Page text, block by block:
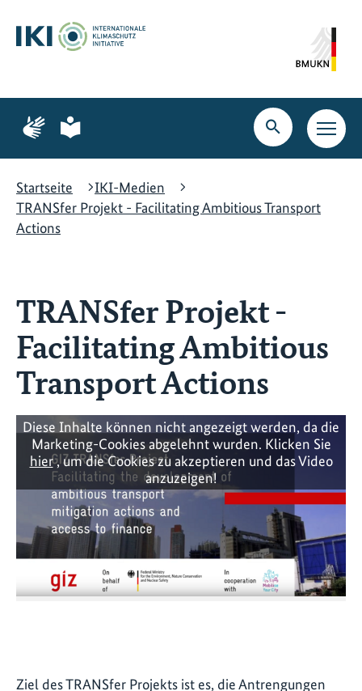
Hauptinhalt
springen
Suche
springen
Hauptnavigation
springen
Zur
Seite
Gebärdensprache
Zur
Seite
leichte
Suche
öffnen
Startseite
IKI-Medien
TRANSfer Projekt - Facilitating Ambitious Transport
Actions
TRANSfer Projekt -
Facilitating Ambitious
Transport Actions
Diese Inhalte können nicht angezeigt werden, da die
Marketing-Cookies abgelehnt wurden. Klicken Sie
hier, um die Cookies zu akzeptieren und das Video
anzuzeigen!
Ziel des TRANSfer Projekts ist es, die Antrengungen